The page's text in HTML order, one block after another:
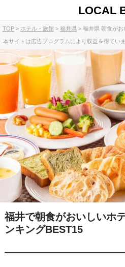
LOCAL
TOP ホテル・旅館 福井県 福井県 朝食がお
本サイトは広告プログラムにより収益を得てい
福井で朝食がおいしいホ
ンキングBEST15